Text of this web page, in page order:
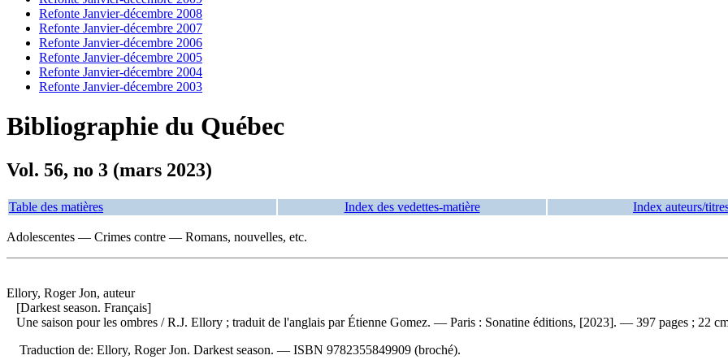
Refonte Janvier-décembre 2008
Refonte Janvier-décembre 2007
Refonte Janvier-décembre 2006
Refonte Janvier-décembre 2005
Refonte Janvier-décembre 2004
Refonte Janvier-décembre 2003
Bibliographie du Québec
Vol. 56, no 3 (mars 2023)
Table des matières Index des vedettes-matière Index auteurs/
Adolescentes — Crimes contre — Romans, nouvelles, etc.
Ellory, Roger Jon, auteur
[Darkest season. Français]
Une saison pour les ombres / R.J. Ellory ; traduit de l'anglais par Étienne Gomez. — Paris : Sonatine éditions, [2023]. — 397 pages ; 22
Traduction de: Ellory, Roger Jon. Darkest season. — ISBN 9782355849909 (broché).